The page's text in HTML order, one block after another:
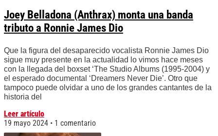
Joey Belladona (Anthrax) monta una banda
tributo a Ronnie James Dio
Que la figura del desaparecido vocalista Ronnie James Dio
sigue muy presente en la actualidad lo vimos hace meses
con la llegada del boxset ‘The Studio Albums (1995-2004) y
el esperado documental ‘Dreamers Never Die’. Otro que
tampoco puede olvidar a uno de los grandes cantantes de la
historia del
Leer artículo
19 mayo 2024
1 comentario